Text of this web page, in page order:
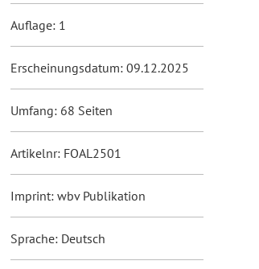
Auflage: 1
Erscheinungsdatum: 09.12.2025
Umfang: 68 Seiten
Artikelnr: FOAL2501
Imprint: wbv Publikation
Sprache: Deutsch